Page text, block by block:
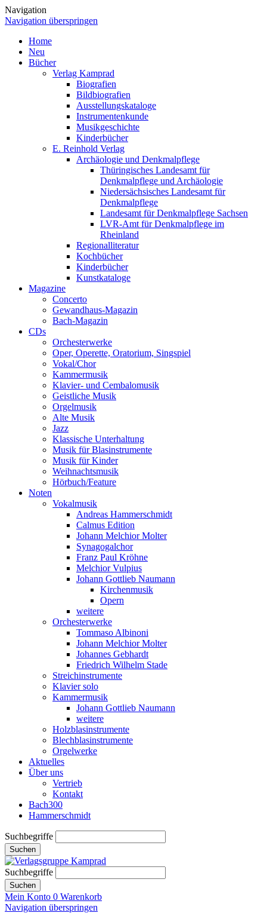
Navigation
Navigation überspringen
Home
Neu
Bücher
Verlag Kamprad
Biografien
Bildbiografien
Ausstellungskataloge
Instrumentenkunde
Musikgeschichte
Kinderbücher
E. Reinhold Verlag
Archäologie und Denkmalpflege
Thüringisches Landesamt für
Denkmalpflege und Archäologie
Niedersächsisches Landesamt für
Denkmalpflege
Landesamt für Denkmalpflege Sachsen
LVR-Amt für Denkmalpflege im
Rheinland
Regionalliteratur
Kochbücher
Kinderbücher
Kunstkataloge
Magazine
Concerto
Gewandhaus-Magazin
Bach-Magazin
CDs
Orchesterwerke
Oper, Operette, Oratorium, Singspiel
Vokal/Chor
Kammermusik
Klavier- und Cembalomusik
Geistliche Musik
Orgelmusik
Alte Musik
Jazz
Klassische Unterhaltung
Musik für Blasinstrumente
Musik für Kinder
Weihnachtsmusik
Hörbuch/Feature
Noten
Vokalmusik
Andreas Hammerschmidt
Calmus Edition
Johann Melchior Molter
Synagogalchor
Franz Paul Kröhne
Melchior Vulpius
Johann Gottlieb Naumann
Kirchenmusik
Opern
weitere
Orchesterwerke
Tommaso Albinoni
Johann Melchior Molter
Johannes Gebhardt
Friedrich Wilhelm Stade
Streichinstrumente
Klavier solo
Kammermusik
Johann Gottlieb Naumann
weitere
Holzblasinstrumente
Blechblasinstrumente
Orgelwerke
Aktuelles
Über uns
Vertrieb
Kontakt
Bach300
Hammerschmidt
Suchbegriffe
Suchen
Suchbegriffe
Suchen
Mein Konto 0 Warenkorb
Navigation überspringen